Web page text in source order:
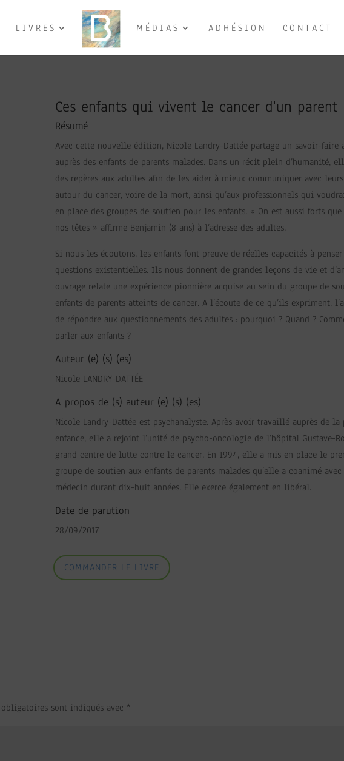
LIVRES MÉDIAS ADHÉSION CONTACT
Ces enfants qui vivent le cancer d'un parent
Résumé
Avec cette nouvelle édition, Nicole Landry-Dattée partage un savoir-faire
auprès des enfants de parents malades. Dans un récit plein d’humanité,
des repères aux adultes afin de les aider à mieux communiquer avec
autour du cancer, voire de la mort, ainsi qu’aux professionnels qui
en place des groupes de soutien pour les enfants. « On est aussi forts que
nos têtes » affirme Benjamin (8 ans) à l’adresse des adultes.
Si nous les écoutons, les enfants font preuve de réelles capacités à
questions existentielles. Ils nous donnent de grandes leçons de vie et
ouvrage relate une expérience pionnière acquise au sein du groupe de
enfants de parents atteints de cancer. A l’écoute de ce qu’ils expriment,
de répondre aux questionnements des adultes : pourquoi ? Quand ?
parler aux enfants ?
Auteur (e) (s) (es)
Nicole LANDRY-DATTÉE
A propos de (s) auteur (e) (s) (es)
Nicole Landry-Dattée est psychanalyste. Après avoir travaillé auprès de la
enfance, elle a rejoint l’unité de psycho-oncologie de l’hôpital Gustave-
grand centre de lutte contre le cancer. En 1994, elle a mis en place le
groupe de soutien aux enfants de parents malades qu’elle a coanimé avec
médecin durant dix-huit années. Elle exerce également en libéral.
Date de parution
28/09/2017
COMMANDER LE LIVRE
obligatoires sont indiqués avec *